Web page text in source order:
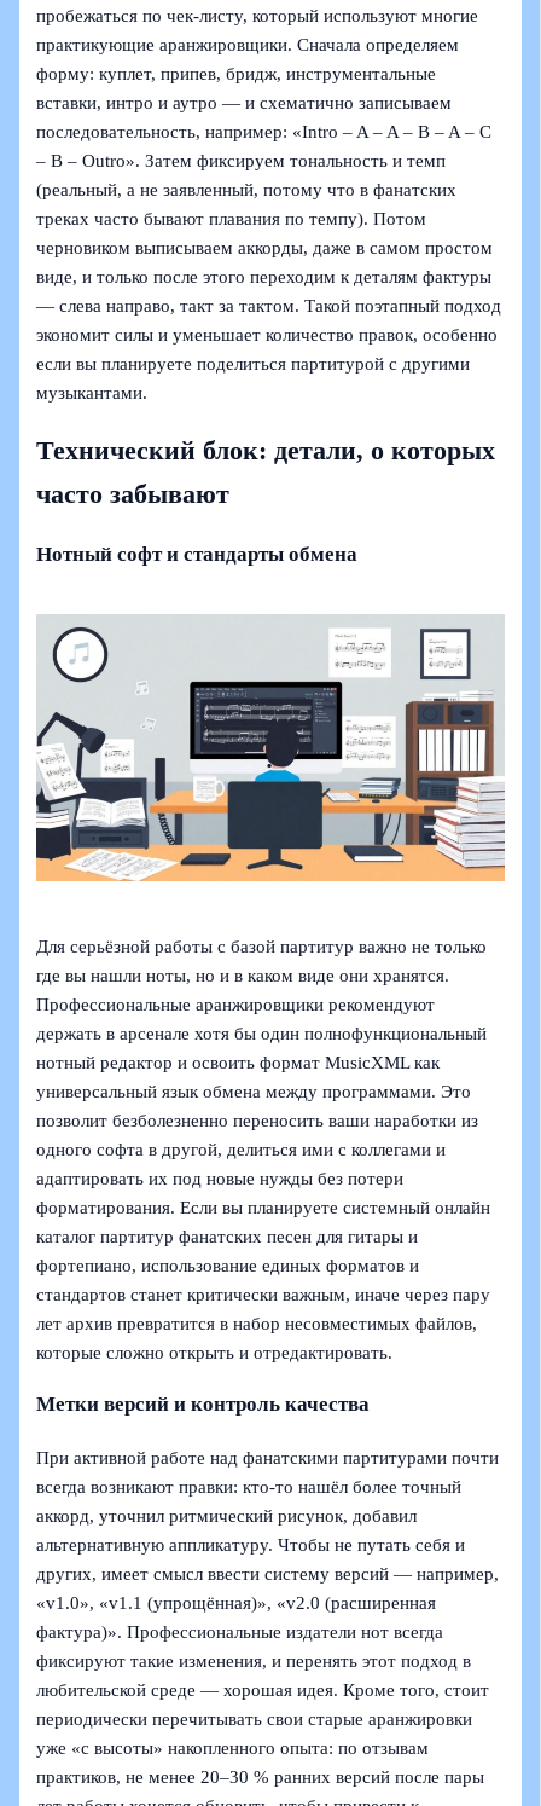
пробежаться по чек‑листу, который используют многие
практикующие аранжировщики. Сначала определяем
форму: куплет, припев, бридж, инструментальные
вставки, интро и аутро — и схематично записываем
последовательность, например: «Intro – A – A – B – A – C
– B – Outro». Затем фиксируем тональность и темп
(реальный, а не заявленный, потому что в фанатских
треках часто бывают плавания по темпу). Потом
черновиком выписываем аккорды, даже в самом простом
виде, и только после этого переходим к деталям фактуры
— слева направо, такт за тактом. Такой поэтапный подход
экономит силы и уменьшает количество правок, особенно
если вы планируете поделиться партитурой с другими
музыкантами.
Технический блок: детали, о которых
часто забывают
Нотный софт и стандарты обмена
Для серьёзной работы с базой партитур важно не только
где вы нашли ноты, но и в каком виде они хранятся.
Профессиональные аранжировщики рекомендуют
держать в арсенале хотя бы один полнофункциональный
нотный редактор и освоить формат MusicXML как
универсальный язык обмена между программами. Это
позволит безболезненно переносить ваши наработки из
одного софта в другой, делиться ими с коллегами и
адаптировать их под новые нужды без потери
форматирования. Если вы планируете системный онлайн
каталог партитур фанатских песен для гитары и
фортепиано, использование единых форматов и
стандартов станет критически важным, иначе через пару
лет архив превратится в набор несовместимых файлов,
которые сложно открыть и отредактировать.
Метки версий и контроль качества
При активной работе над фанатскими партитурами почти
всегда возникают правки: кто‑то нашёл более точный
аккорд, уточнил ритмический рисунок, добавил
альтернативную аппликатуру. Чтобы не путать себя и
других, имеет смысл ввести систему версий — например,
«v1.0», «v1.1 (упрощённая)», «v2.0 (расширенная
фактура)». Профессиональные издатели нот всегда
фиксируют такие изменения, и перенять этот подход в
любительской среде — хорошая идея. Кроме того, стоит
периодически перечитывать свои старые аранжировки
уже «с высоты» накопленного опыта: по отзывам
практиков, не менее 20–30 % ранних версий после пары